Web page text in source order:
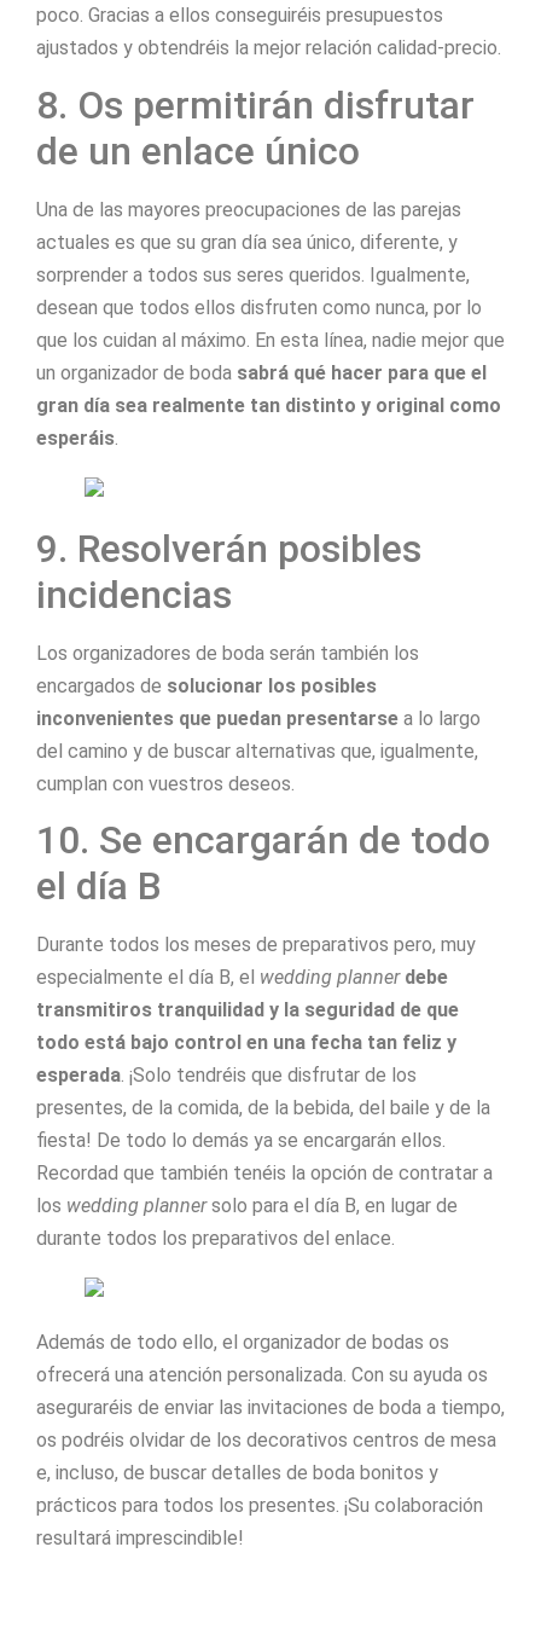
poco. Gracias a ellos conseguiréis presupuestos
ajustados y obtendréis la mejor relación calidad-precio.
8. Os permitirán disfrutar
de un enlace único
Una de las mayores preocupaciones de las parejas
actuales es que su gran día sea único, diferente, y
sorprender a todos sus seres queridos. Igualmente,
desean que todos ellos disfruten como nunca, por lo
que los cuidan al máximo. En esta línea, nadie mejor que
un organizador de boda sabrá qué hacer para que el
gran día sea realmente tan distinto y original como
esperáis
9. Resolverán posibles
incidencias
Los organizadores de boda serán también los
encargados de solucionar los posibles
inconvenientes que puedan presentarse a lo largo
del camino y de buscar alternativas que, igualmente,
cumplan con vuestros deseos.
10. Se encargarán de todo
el día B
Durante todos los meses de preparativos pero, muy
especialmente el día B, el wedding planner debe
transmitiros tranquilidad y la seguridad de que
todo está bajo control en una fecha tan feliz y
esperada. ¡Solo tendréis que disfrutar de los
presentes, de la comida, de la bebida, del baile y de la
fiesta! De todo lo demás ya se encargarán ellos.
Recordad que también tenéis la opción de contratar a
los wedding plannersolo para el día B, en lugar de
durante todos los preparativos del enlace.
Además de todo ello, el organizador de bodas os
ofrecerá una atención personalizada. Con su ayuda os
aseguraréis de enviar las invitaciones de boda a tiempo,
os podréis olvidar de los decorativos centros de mesa
e, incluso, de buscar detalles de boda bonitos y
prácticos para todos los presentes. ¡Su colaboración
resultará imprescindible!